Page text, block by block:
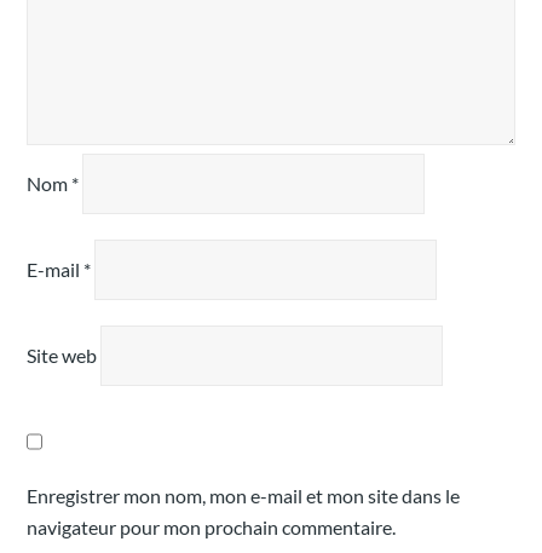
Nom *
E-mail *
Site web
Enregistrer mon nom, mon e-mail et mon site dans le
navigateur pour mon prochain commentaire.